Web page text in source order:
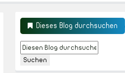
Dieses Blog durchsuchen